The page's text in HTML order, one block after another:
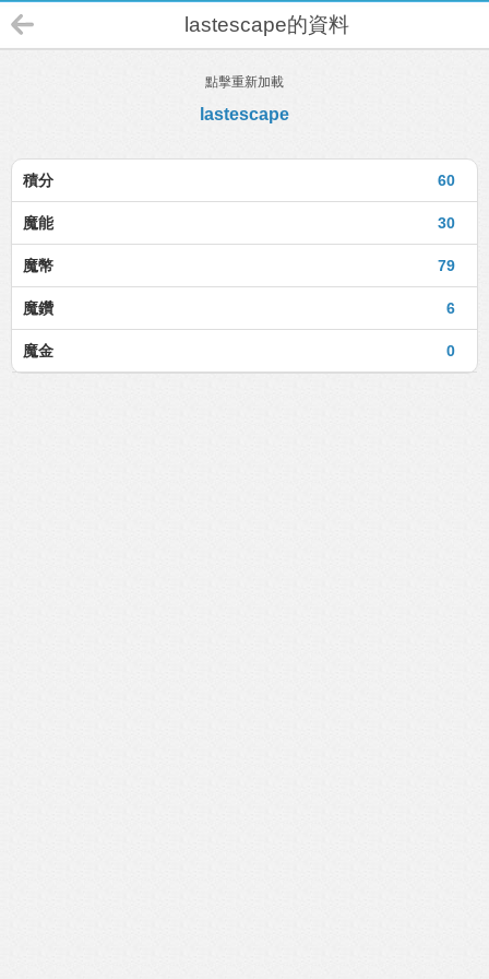
lastescape的資料
點擊重新加載
lastescape
60
積分
30
魔能
79
魔幣
6
魔鑽
0
魔金